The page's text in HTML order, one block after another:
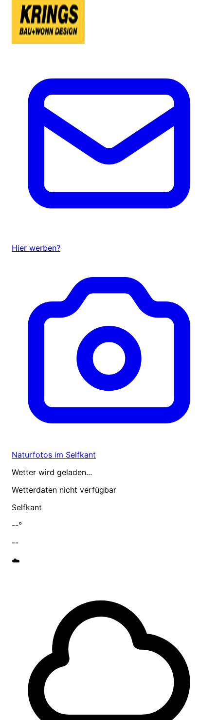
Hier werben?
Naturfotos im Selfkant
Wetter wird geladen...
Wetterdaten nicht verfügbar
Selfkant
--°
--
☁️